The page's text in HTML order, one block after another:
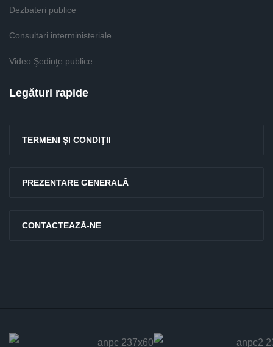
Dezbateri publice
Consultari interministeriale
Video Şedinţe publice
Legături rapide
TERMENI ŞI CONDIŢII
PREZENTARE GENERALĂ
CONTACTEAZĂ-NE